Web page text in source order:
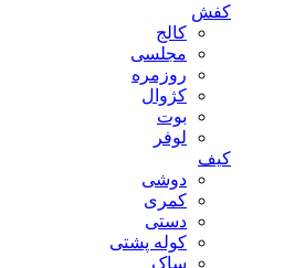
کفش
کالج
مجلسی
روزمره
کژوال
بوت
لوفر
کیف
دوشی
کمری
دستی
کوله پشتی
ساک